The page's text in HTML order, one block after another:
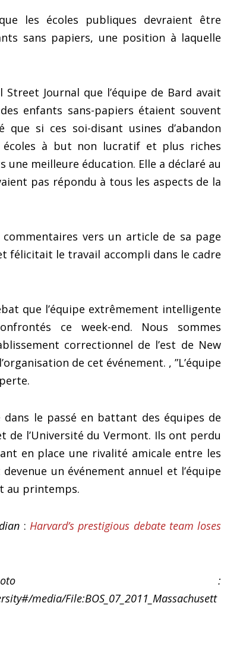
les écoles publiques devraient être
sans papiers, une position à laquelle
Street Journal que l’équipe de Bard avait
enfants sans-papiers étaient souvent
si ces soi-disant usines d’abandon
écoles à but non lucratif et plus riches
meilleure éducation. Elle a déclaré au
pas répondu à tous les aspects de la
vers un article de sa page
félicitait le travail accompli dans le cadre
que l’équipe extrêmement intelligente
ce week-end. Nous sommes
correctionnel de l’est de New
de cet événement. , ”L’équipe
dans le passé en battant des équipes de
de l’Université du Vermont. Ils ont perdu
en place une rivalité amicale entre les
un événement annuel et l’équipe
au printemps.
: Harvard’s prestigious debate team loses
:
media/File:BOS_07_2011_Massachusett
« exercice
3 secrets » pour
le trac et les
émotions
5 astuces pour
(même si vous ne
quoi dire !)